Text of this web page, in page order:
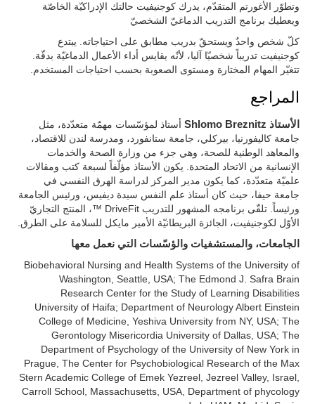
وتطوّر الأغورتم المتقدّم، يدرك كوجنيفيت حالتك الإدراكيّة الخاصّة
ويعطيك برنامج التدريب الدماغيّ الشخصيّ
كلّ شخص واحدٌ ويستحقّ بدريب مطابق على احتياجاته. يبتدع
كوجنيفيت تدريباً شخصيّا آليا، لأنّه يقايس أداء الأعمال الدماغيّة بدقّة.
تتغيّر المهام المختارة ومستوى الصعوبة بحسب احتياجات المستخدم.
المراجع
الأستاذ Shlomo Breznitz
أستاذ لمؤسّسات مهمّة متعدّدة، مثل
جامعة كاليفورنيا، بيركلي، جامعة ستانفورد، ومدرسة لندن للاقتصاد،
والمعاهد الوطنية للصحة، وهي جزء من وزارة الصحة والخدمات
الإنسانية من الاتحاد المتحدة. يكون الأستاذ مؤلّفاً لسبعة كتب ومقالات
علميّة متعدّدة، كما يكون مدير المركز لدراسة الهرق النفسي في
جامعة حيفا، حيث كان أستاذ علم النفس سيدة ديفيس، ورئيس الجامعة
ورئيساً. تلقّى برنامجه المشهور للتدريب DriveFit ™، المنتج التجاريّ
الأوّل لكوجنيفيت، الجائزة البريطانيّة الأمير مايكل للسلامة على الطرق.
الجامعات، والمستشفيات والؤسّسات التي نعمل معها
Biobehavioral Nursing and Health Systems of the University of
Washington, Seattle, USA; The Edmond J. Safra Brain
Research Center for the Study of Learning Disabilities
University of Haifa; Department of Neurology Albert Einstein
College of Medicine, Yeshiva University from NY, USA; The
Gerontology Misericordia University of Dallas, USA; The
Department of Psychology of the University of New York in
Prague, The Center for Psychobiological Research of the Max
Stern Academic College of Emek Yezreel, Jezreel Valley, Israel,
Carroll School, Massachusetts, USA, Department of phycology